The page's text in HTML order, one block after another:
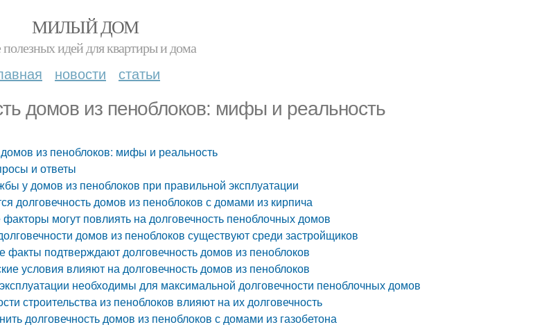
МИЛЫЙ ДОМ
идей для квартиры и дома
новости статьи
домов из пеноблоков: мифы и реальность
из пеноблоков: мифы и реальность
и ответы
у домов из пеноблоков при правильной эксплуатации
долговечность домов из пеноблоков с домами из кирпича
могут повлиять на долговечность пеноблочных домов
домов из пеноблоков существуют среди застройщиков
факты подтверждают долговечность домов из пеноблоков
условия влияют на долговечность домов из пеноблоков
необходимы для максимальной долговечности пеноблочных домов
строительства из пеноблоков влияют на их долговечность
долговечность домов из пеноблоков с домами из газобетона